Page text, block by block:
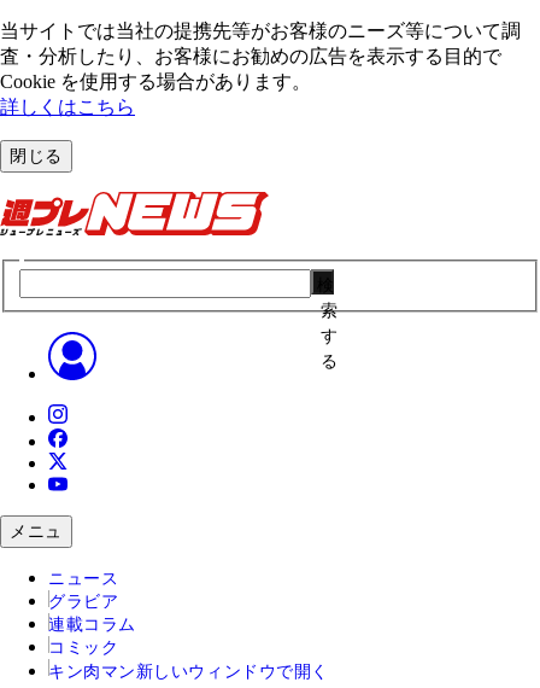
当サイトでは当社の提携先等がお客様のニーズ等について調
査・分析したり、お客様にお勧めの広告を表⽰する⽬的で
Cookie を使⽤する場合があります。
詳しくはこちら
閉じる
索
す
る
メニュ
ニュース
グラビア
連載コラム
コミック
キン肉マン 新しいウィンドウで開く